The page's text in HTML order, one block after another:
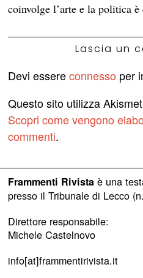
coinvolge l’arte e la politica
Lascia un
Devi essereconnesso per
Questo sito utilizza
Scopri come vengono
commenti.
Frammenti Rivistaè una
presso il Tribunale di Lecco
Direttore responsabile:
Michele Castelnovo
info[at]frammentirivista.it